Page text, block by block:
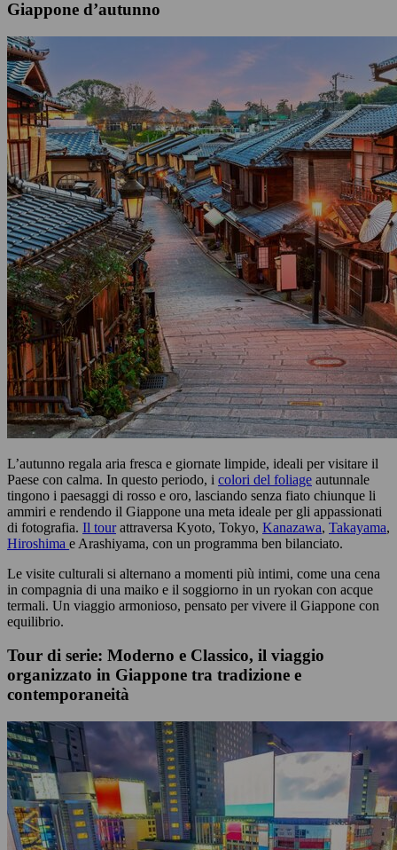
Giappone d’autunno
L’autunno regala aria fresca e giornate limpide, ideali per visitare il
Paese con calma. In questo periodo, i colori del foliage autunnale
tingono i paesaggi di rosso e oro, lasciando senza fiato chiunque li
ammiri e rendendo il Giappone una meta ideale per gli appassionati
di fotografia. Il tourattraversa Kyoto, Tokyo, Kanazawa, Takayama,
Hiroshima e Arashiyama, con un programma ben bilanciato.
Le visite culturali si alternano a momenti più intimi, come una cena
in compagnia di una maiko e il soggiorno in un ryokan con acque
termali. Un viaggio armonioso, pensato per vivere il Giappone con
equilibrio.
Tour di serie: Moderno e Classico, il viaggio
organizzato in Giappone tra tradizione e
contemporaneità